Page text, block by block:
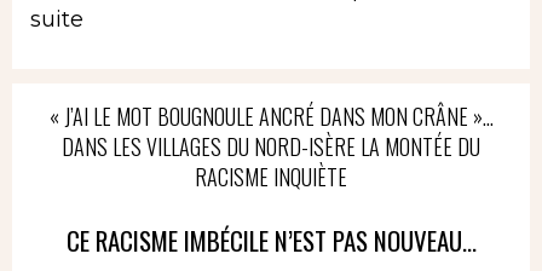
suite
« J’AI LE MOT BOUGNOULE ANCRÉ DANS MON CRÂNE »…
DANS LES VILLAGES DU NORD-ISÈRE LA MONTÉE DU
RACISME INQUIÈTE
CE RACISME IMBÉCILE N’EST PAS NOUVEAU...